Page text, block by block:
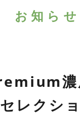
お知らせ
濃
レクシ